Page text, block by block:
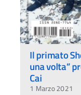
Il primato
una volta”
Cai
1 Marzo 2021